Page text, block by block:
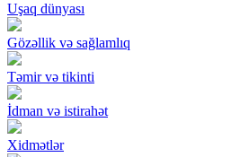
Uşaq dünyası
Gözəllik və sağlamlıq
Təmir və tikinti
İdman və istirahət
Xidmətlər